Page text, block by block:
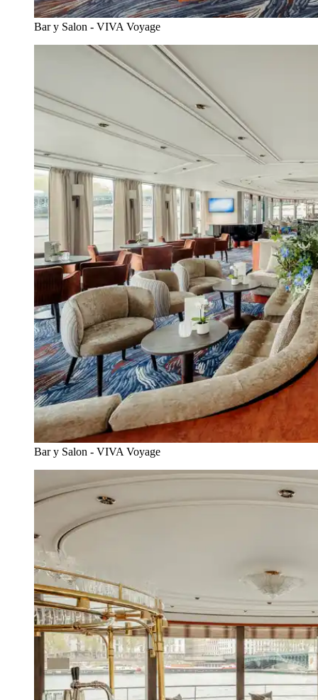
Bar y Salon - VIVA Voyage
Bar y Salon - VIVA Voyage